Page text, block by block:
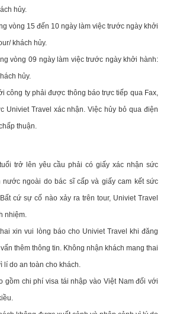
hủy.
vòng 15 đến 10 ngày làm việc trước ngày khởi
khách hủy.
vòng 09 ngày làm việc trước ngày khởi hành:
hủy.
công ty phải được thông báo trực tiếp qua Fax,
Univiet Travel xác nhận. Việc hủy bỏ qua điện
thuận.
trở lên yêu cầu phải có giấy xác nhận sức
ngoài do bác sĩ cấp và giấy cam kết sức
cứ sự cố nào xảy ra trên tour, Univiet Travel
nhiệm.
xin vui lòng báo cho Univiet Travel khi đăng
thêm thông tin. Không nhận khách mang thai
lí do an toàn cho khách.
gồm chi phí visa tái nhập vào Việt Nam đối với